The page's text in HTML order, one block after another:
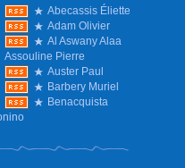
Abecassis Éliette
Adam Olivier
Al Aswany Alaa
Assouline Pierre
Auster Paul
Barbery Muriel
Benacquista